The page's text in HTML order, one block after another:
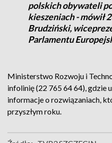
polskich obywateli
kieszeniach - mówił
Brudziński,
Parlamentu
Ministerstwo Rozwoju i
infolinię (22 765 64 64), gdzie
informacje o rozwiązaniach,
przyszłym roku.